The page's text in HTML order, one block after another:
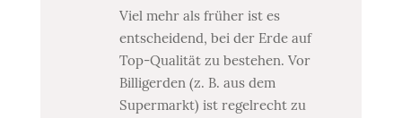
Viel mehr als früher ist es
entscheidend, bei der Erde auf
Top-Qualität zu bestehen. Vor
Billigerden (z. B. aus dem
Supermarkt) ist regelrecht zu